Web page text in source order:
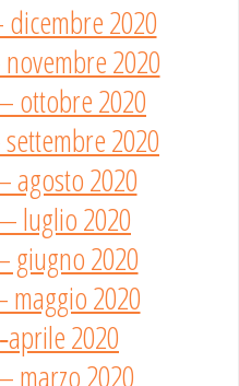
2020
2020
ottobre 2020
2020
2020
luglio 2020
2020
2020
2020
marzo 2020